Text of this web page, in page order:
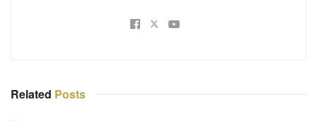
Related Posts